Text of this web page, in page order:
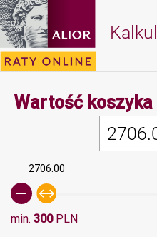
Wartość
2706.00
min. 300PLN